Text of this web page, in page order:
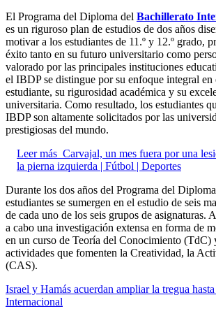
El Programa del Diploma del Bachillerato
es un riguroso plan de estudios de dos años
motivar a los estudiantes de 11.º y 12.º grado,
éxito tanto en su futuro universitario como
valorado por las principales instituciones
el IBDP se distingue por su enfoque integral en
estudiante, su rigurosidad académica y su
universitaria. Como resultado, los estudiantes
IBDP son altamente solicitados por las
prestigiosas del mundo.
Leer más Carvajal, un mes fuera por una
la pierna izquierda | Fútbol | Deportes
Durante los dos años del Programa del
estudiantes se sumergen en el estudio de seis
de cada uno de los seis grupos de asignaturas.
a cabo una investigación extensa en forma de
en un curso de Teoría del Conocimiento (TdC)
actividades que fomenten la Creatividad, la
(CAS).
Israel y Hamás acuerdan ampliar la tregua
Internacional